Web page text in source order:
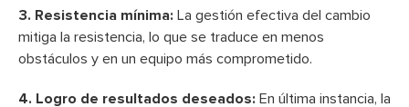
3. Resistencia mínima: La gestión efectiva del cambio
mitiga la resistencia, lo que se traduce en menos
obstáculos y en un equipo más comprometido.
4. Logro de resultados deseados: En última instancia, la